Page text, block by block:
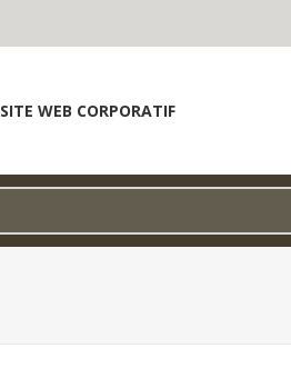
SITE WEB CORPORATIF